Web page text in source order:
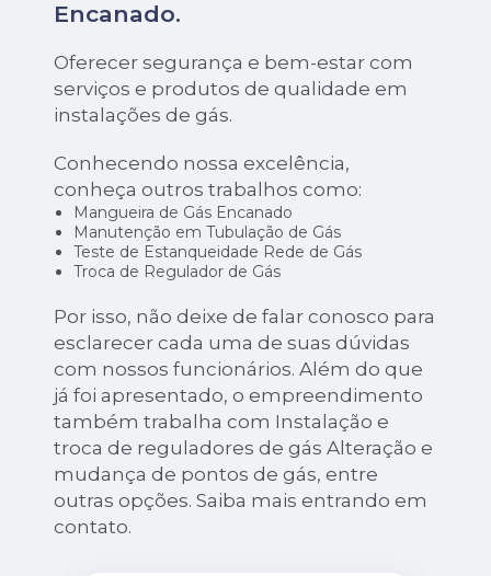
Encanado.
Oferecer segurança e bem-estar com
serviços e produtos de qualidade em
instalações de gás.
Conhecendo nossa excelência,
conheça outros trabalhos como:
Mangueira de Gás Encanado
Manutenção em Tubulação de Gás
Teste de Estanqueidade Rede de Gás
Troca de Regulador de Gás
Por isso, não deixe de falar conosco para
esclarecer cada uma de suas dúvidas
com nossos funcionários. Além do que
já foi apresentado, o empreendimento
também trabalha com Instalação e
troca de reguladores de gás Alteração e
mudança de pontos de gás, entre
outras opções. Saiba mais entrando em
contato.